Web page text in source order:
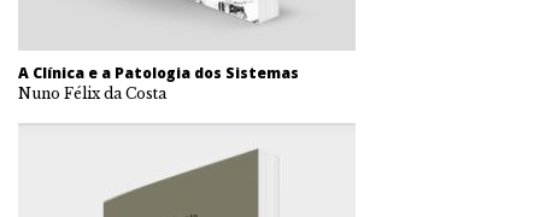
A Clínica e a Patologia dos Sistemas
Nuno Félix da Costa